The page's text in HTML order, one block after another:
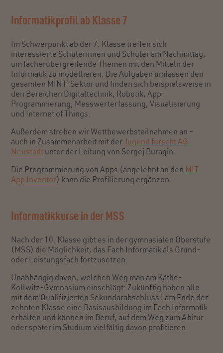
Informatikprofil ab Klasse 7
Im Schwerpunkt ab der 7. Klasse treffen sich
interessierte Schülerinnen und Schüler am Nachmittag,
um fächerübergreifende Themen mit den Mitteln der
Informatik zu modellieren. Die Aufgaben umfassen den
gesamten MINT-Sektor und finden sich beispielsweise in
den Bereichen Digitaltechnik, Robotik, App-
Programmierung, Messwerterfassung, Visualisierung
und Internet of Things.
Außerdem streben wir Wettbewerbsteilnahmen an –
auch in Zusammenarbeit mit derJugend forscht AG
Neustadt unter der Leitung von Sergej Buragin.
Die Programmierung von Apps (angelehnt an denMIT
App Inventor) kann die Profilierung ergänzen.
Informatikkurse in der MSS
Nach der 10. Klasse gibt es in der gymnasialen Oberstufe
(MSS) die Möglichkeit, das Fach Informatik als Grund-
oder Leistungsfach fortzusetzen.
Unabhängig davon, welchen Weg man am Käthe-
Kollwitz-Gymnasium einschlägt: Zukünftig haben alle
mit dem Qualifizierten Sekundarabschluss I am Ende der
zehnten Klasse eine Basisausbildung im Fach Informatik
erhalten und können im Beruf, auf dem Weg zum Abitur
oder später im Studium vielfältig davon profitieren.